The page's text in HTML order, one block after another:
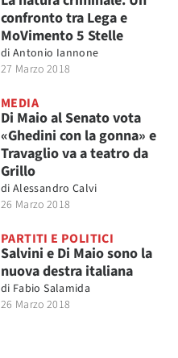
confronto tra Lega e
MoVimento 5 Stelle
di Antonio Iannone
27 Marzo 2018
MEDIA
Di Maio al Senato vota
«Ghedini con la gonna» e
Travaglio va a teatro da
Grillo
di Alessandro Calvi
26 Marzo 2018
PARTITI E POLITICI
Salvini e Di Maio sono la
nuova destra italiana
di Fabio Salamida
26 Marzo 2018